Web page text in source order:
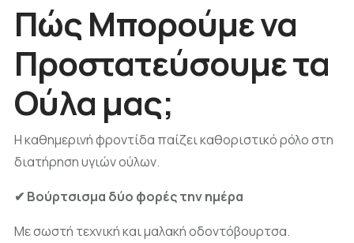
Πώς Μπορούμε να
Προστατεύσουμε τα
Ούλα μας;
Η καθημερινή φροντίδα παίζει καθοριστικό ρόλο στη
διατήρηση υγιών ούλων.
✔ Βούρτσισμα δύο φορές την ημέρα
Με σωστή τεχνική και μαλακή οδοντόβουρτσα.